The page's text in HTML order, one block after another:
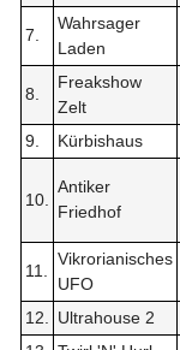
7.
Wahrsager
Laden
8.
Freakshow
Zelt
9.
Kürbishaus
10.
Antiker
Friedhof
11.
Vikrorianisches
UFO
12.
Ultrahouse 2